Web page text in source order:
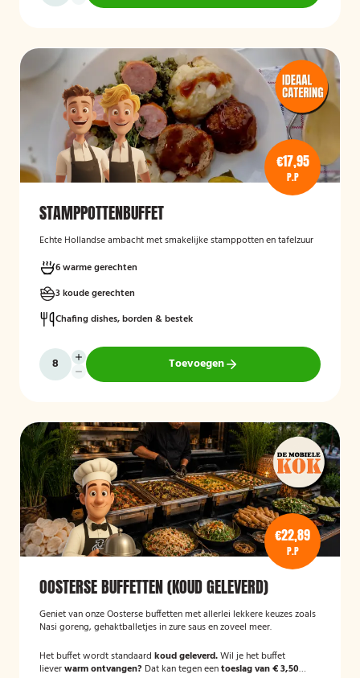
€17,95
P.P
STAMPPOTTENBUFFET
Echte Hollandse ambacht met smakelijke stamppotten en tafelzuur
6 warme gerechten
3 koude gerechten
Chafing dishes, borden & bestek
Toevoegen
€22,89
P.P
OOSTERSE BUFFETTEN (KOUD GELEVERD)
Geniet van onze Oosterse buffetten met allerlei lekkere keuzes zoals
Nasi goreng, gehaktballetjes in zure saus en zoveel meer.
Het buffet wordt standaard koud geleverd.Wil je het buffet
lieverwarm ontvangen? Dat kan tegen eentoeslag van € 3,50